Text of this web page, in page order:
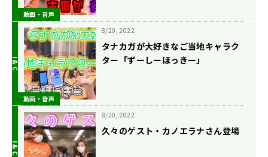
動画・音声
動画・音声
8/20, 2022
タナカガが大好きなご当地キャラク
ター「ずーしーほっきー」
8/20, 2022
久々のゲスト・カノエラナさん登場